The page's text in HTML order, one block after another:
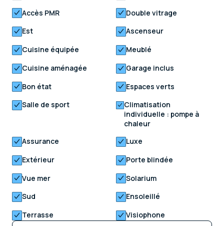
Accès PMR
Double vitrage
Est
Ascenseur
Cuisine équipée
Meublé
Cuisine aménagée
Garage inclus
Bon état
Espaces verts
Salle de sport
Climatisation
individuelle : pompe à
chaleur
Assurance
Luxe
Extérieur
Porte blindée
Vue mer
Solarium
Sud
Ensoleillé
Terrasse
Visiophone